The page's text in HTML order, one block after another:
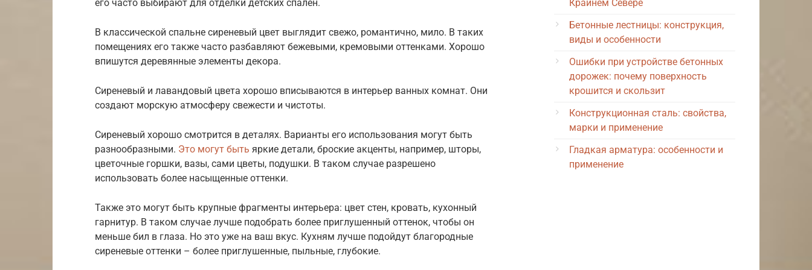
его часто выбирают для отделки детских спален.
В классической спальне сиреневый цвет выглядит свежо, романтично, мило. В таких
помещениях его также часто разбавляют бежевыми, кремовыми оттенками. Хорошо
впишутся деревянные элементы декора.
Сиреневый и лавандовый цвета хорошо вписываются в интерьер ванных комнат. Они
создают морскую атмосферу свежести и чистоты.
Сиреневый хорошо смотрится в деталях. Варианты его использования могут быть
разнообразными. Это могут быть яркие детали, броские акценты, например, шторы,
цветочные горшки, вазы, сами цветы, подушки. В таком случае разрешено
использовать более насыщенные оттенки.
Также это могут быть крупные фрагменты интерьера: цвет стен, кровать, кухонный
гарнитур. В таком случае лучше подобрать более приглушенный оттенок, чтобы он
меньше бил в глаза. Но это уже на ваш вкус. Кухням лучше подойдут благородные
сиреневые оттенки – более приглушенные, пыльные, глубокие.
Крайнем Севере
Бетонные лестницы: конструкция,
виды и особенности
Ошибки при устройстве бетонных
дорожек: почему поверхность
крошится и скользит
Конструкционная сталь: свойства,
марки и применение
Гладкая арматура: особенности и
применение